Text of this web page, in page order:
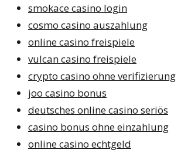
smokace casino login
cosmo casino auszahlung
online casino freispiele
vulcan casino freispiele
crypto casino ohne verifizierung
joo casino bonus
deutsches online casino seriös
casino bonus ohne einzahlung
online casino echtgeld